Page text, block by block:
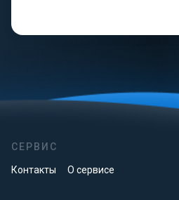
СЕРВИС
Контакты О сервисе